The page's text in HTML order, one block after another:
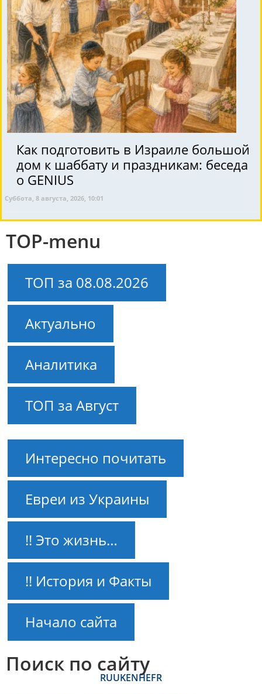
Как подготовить в Израиле большой
дом к шаббату и праздникам: беседа
о GENIUS
Суббота, 8 августа, 2026, 10:01
TOP-menu
ТОП за 08.08.2026
Актуально
Аналитика
ТОП за Август
Интересно почитать
Евреи из Украины
!! Это жизнь…
!! История и Факты
Начало сайта
Поиск по сайту
RUUKENHEFR